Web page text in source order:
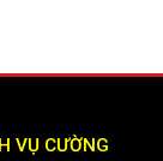
VỤ CƯỜNG